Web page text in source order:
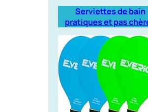
Serviettes de bain
pratiques et pas